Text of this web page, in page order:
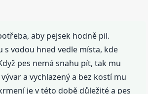
aby pejsek hodně pil.
s vodou hned vedle místa, kde
pes nemá snahu pít, tak mu
a vychlazený a bez kostí mu
je v této době důležité a pes